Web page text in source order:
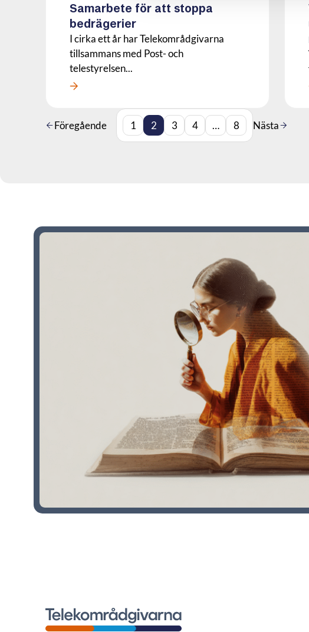
Samarbete för att stoppa
bedrägerier
I cirka ett år har Telekområdgivarna
tillsammans med Post- och
telestyrelsen...
Läs mer om denna Press
Föregående 1 2 3 4 … 8 Nästa
Telekområdgivarna